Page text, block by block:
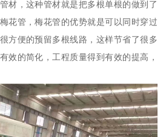
材，这种管材就是把多根单根的做到了
花管，梅花管的优势就是可以同时穿过
方便的预留多根线路，这样节省了很多
效的简化，工程质量得到有效的提高，